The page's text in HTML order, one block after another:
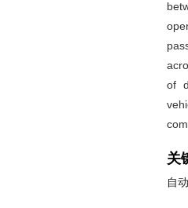
of
关
自